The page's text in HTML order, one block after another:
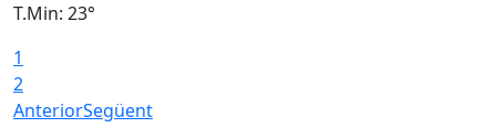
T.Min: 23°
1
2
AnteriorSegüent